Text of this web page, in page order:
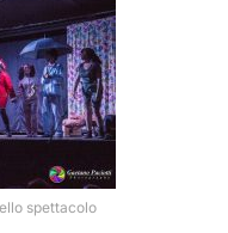
spettacolo